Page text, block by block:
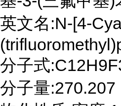
英文名:N-[4-
分子式
分子量:270.207